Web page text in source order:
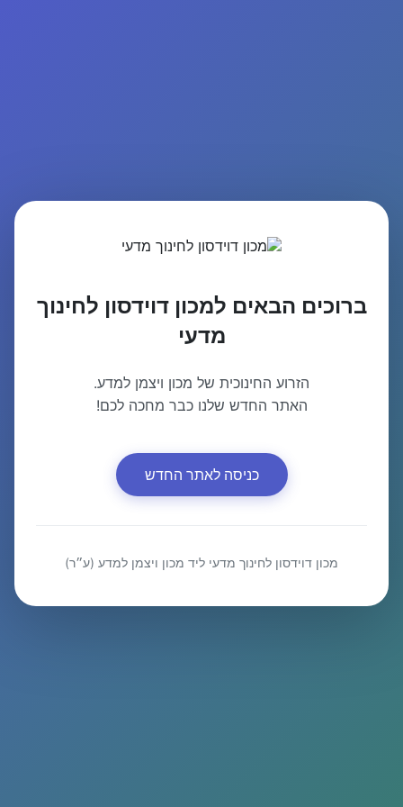
ברוכים הבאים למכון דוידסון לחינוך
מדעי
הזרוע החינוכית של מכון ויצמן למדע.
האתר החדש שלנו כבר מחכה לכם!
כניסה לאתר החדש
מכון דוידסון לחינוך מדעי ליד מכון ויצמן למדע (ע״ר)